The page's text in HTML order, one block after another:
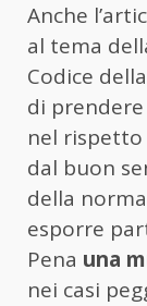
Anche
al tema
Codice
di
nel
dal buon
della
esporre
Pena una
nei casi